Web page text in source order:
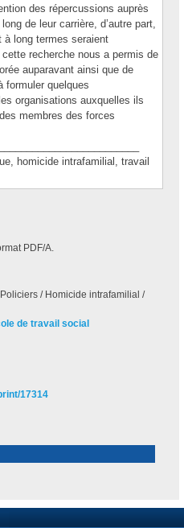
des répercussions auprès
de leur carrière, d’autre part,
long termes seraient
recherche nous a permis de
auparavant ainsi que de
formuler quelques
organisations auxquelles ils
membres des forces
homicide intrafamilial, travail
PDF/A.
/ Homicide intrafamilial /
de travail social
17314